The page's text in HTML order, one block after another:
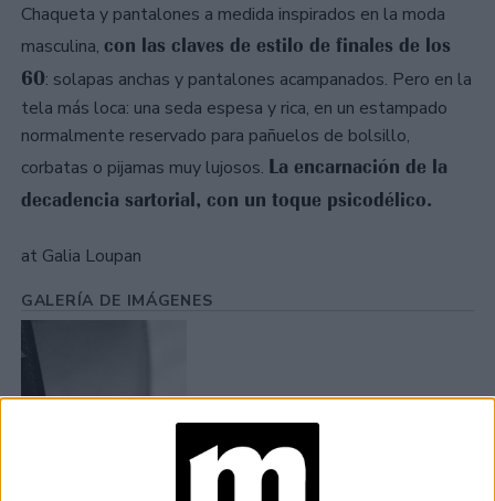
Chaqueta y pantalones a medida inspirados en la moda
masculina, con las claves de estilo de finales de los
60: solapas anchas y pantalones acampanados. Pero en la
tela más loca: una seda espesa y rica, en un estampado
normalmente reservado para pañuelos de bolsillo,
corbatas o pijamas muy lujosos. La encarnación de la
decadencia sartorial, con un toque psicodélico.
at Galia Loupan
GALERÍA DE IMÁGENES